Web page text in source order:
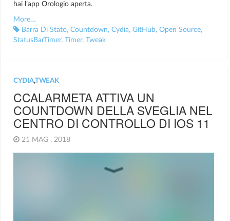
hai l’app Orologio aperta.
More…
Barra Di Stato, Countdown, Cydia, GitHub, Open Source,
StatusBarTimer, Timer, Tweak
CYDIA,TWEAK
CCALARMETA ATTIVA UN
COUNTDOWN DELLA SVEGLIA NEL
CENTRO DI CONTROLLO DI IOS 11
21 MAG , 2018